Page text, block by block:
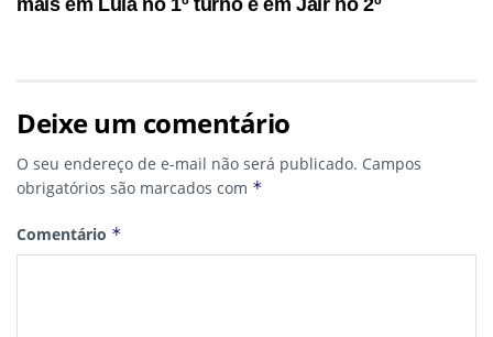
mais em Lula no 1º turno e em Jair no 2º
Deixe um comentário
O seu endereço de e-mail não será publicado. Campos
obrigatórios são marcados com *
Comentário *